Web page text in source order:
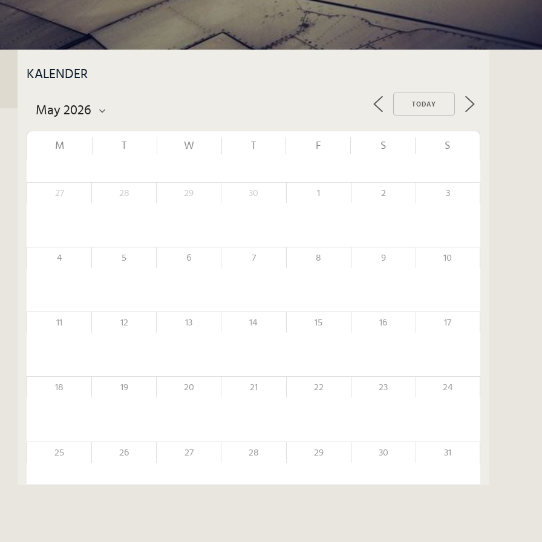
KALENDER
TODAY
M T W T F S S
27 28 29 30 1 2 3
4 5 6 7 8 9 10
11 12 13 14 15 16 17
18 19 20 21 22 23 24
25 26 27 28 29 30 31